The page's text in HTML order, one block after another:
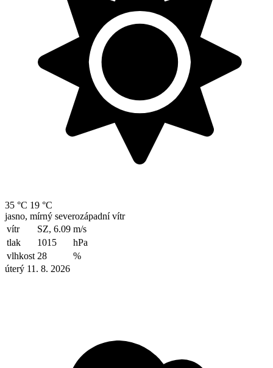
35 °C 19 °C
jasno, mírný severozápadní vítr
vítr
SZ, 6.09 m/s
tlak
1015
hPa
vlhkost 28
%
úterý 11. 8. 2026